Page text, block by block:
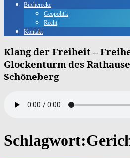
Bücherecke
Geopolitik
Recht
Kontakt
Klang der Freiheit –
Glockenturm des
Schöneberg
Schlagwort: